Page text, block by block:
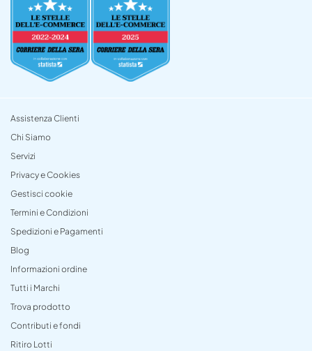
Assistenza Clienti
Chi Siamo
Servizi
Privacy e Cookies
Gestisci cookie
Termini e Condizioni
Spedizioni e Pagamenti
Blog
Informazioni ordine
Tutti i Marchi
Trova prodotto
Contributi e fondi
Ritiro Lotti